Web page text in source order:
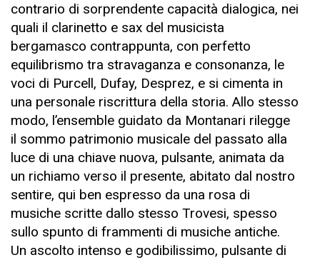
contrario di sorprendente capacità dialogica, nei
quali il clarinetto e sax del musicista
bergamasco contrappunta, con perfetto
equilibrismo tra stravaganza e consonanza, le
voci di Purcell, Dufay, Desprez, e si cimenta in
una personale riscrittura della storia. Allo stesso
modo, l’ensemble guidato da Montanari rilegge
il sommo patrimonio musicale del passato alla
luce di una chiave nuova, pulsante, animata da
un richiamo verso il presente, abitato dal nostro
sentire, qui ben espresso da una rosa di
musiche scritte dallo stesso Trovesi, spesso
sullo spunto di frammenti di musiche antiche.
Un ascolto intenso e godibilissimo, pulsante di